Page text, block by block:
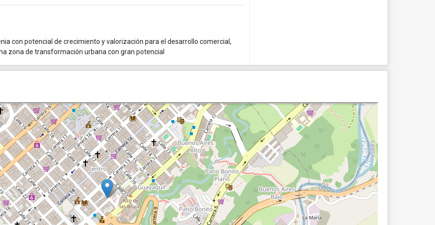
con potencial de crecimiento y valorización para el desarrollo comercial,
zona de transformación urbana con gran potencial